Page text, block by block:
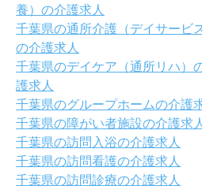
養）の介護求人
千葉県の通所介護（デイサービス
の介護求人
千葉県のデイケア（通所リハ）
護求人
千葉県のグループホームの介護
千葉県の障がい者施設の介護求人
千葉県の訪問入浴の介護求人
千葉県の訪問看護の介護求人
千葉県の訪問診療の介護求人